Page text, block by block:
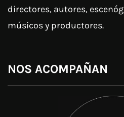
directores, autores,
músicos y productores.
NOS ACOMPAÑAN